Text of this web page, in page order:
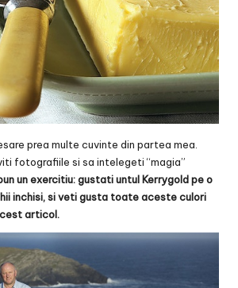
prea multe cuvinte din partea mea.
fotografiile si sa intelegeti “magia”
un exercitiu: gustati untul Kerrygold pe o
inchisi, si veti gusta toate aceste culori
articol.